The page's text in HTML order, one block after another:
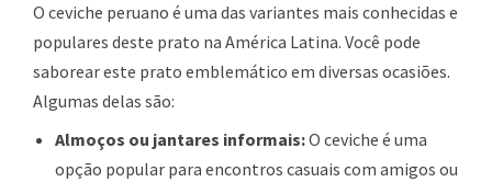
O ceviche peruano é uma das variantes mais conhecidas e
populares deste prato na América Latina. Você pode
saborear este prato emblemático em diversas ocasiões.
Algumas delas são:
Almoços ou jantares informais:O ceviche é uma
opção popular para encontros casuais com amigos ou